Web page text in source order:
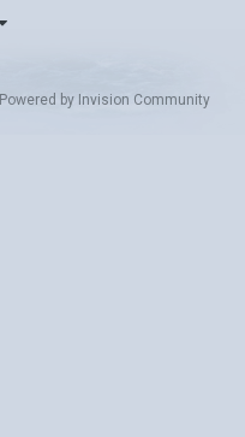
Powered by Invision Community